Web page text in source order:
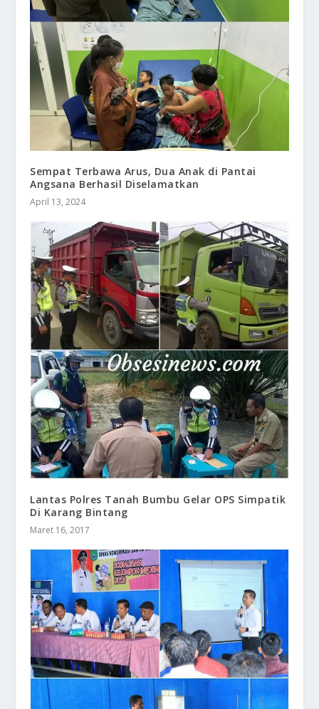
Sempat Terbawa Arus, Dua Anak di Pantai
Angsana Berhasil Diselamatkan
April 13, 2024
​Lantas Polres Tanah Bumbu Gelar OPS Simpatik
Di Karang Bintang
Maret 16, 2017